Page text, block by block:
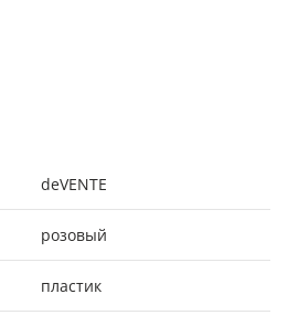
deVENTE
розовый
пластик